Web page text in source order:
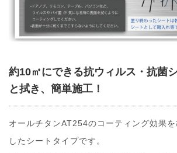
約10㎡にできる抗ウィルス・抗菌
と拭き、簡単施工！
オールチタンAT254のコーティング効果
したシートタイプです。